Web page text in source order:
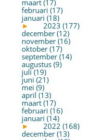
maart (17)
februari (17)
januari (18)
►
2023 (177)
december (12)
november (16)
oktober (17)
september (14)
augustus (9)
juli (19)
juni (21)
mei (9)
april (13)
maart (17)
februari (16)
januari (14)
►
2022 (168)
december (13)